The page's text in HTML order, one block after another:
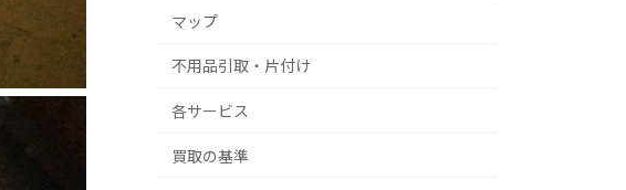
マップ
不用品引取・片付け
各サービス
買取の基準